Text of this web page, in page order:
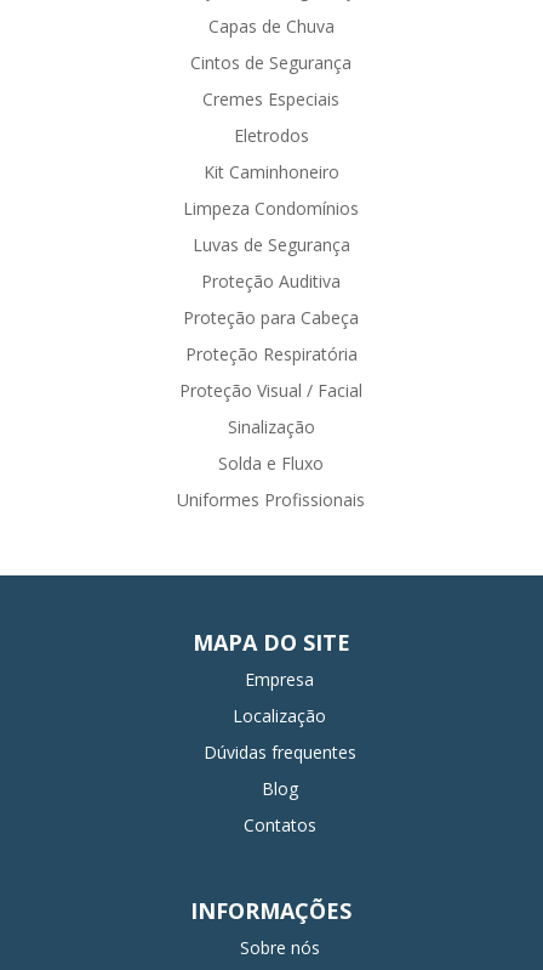
Capas de Chuva
Cintos de Segurança
Cremes Especiais
Eletrodos
Kit Caminhoneiro
Limpeza Condomínios
Luvas de Segurança
Proteção Auditiva
Proteção para Cabeça
Proteção Respiratória
Proteção Visual / Facial
Sinalização
Solda e Fluxo
Uniformes Profissionais
MAPA DO SITE
Empresa
Localização
Dúvidas frequentes
Blog
Contatos
INFORMAÇÕES
Sobre nós